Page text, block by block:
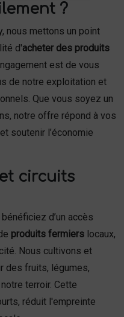
?
nous mettons un point
d'acheter des produits
est de vous
de notre exploitation et
Que vous soyez un
notre offre répond à vos
soutenir l’économie
circuits
d’un accès
produits fermiers locaux,
Nous cultivons et
des fruits, légumes,
terroir. Cette
réduit l'empreinte